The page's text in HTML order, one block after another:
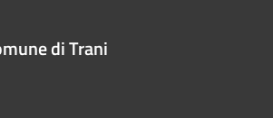
di Trani